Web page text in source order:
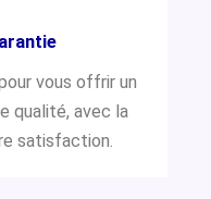
vous offrir un
qualité, avec la
satisfaction.